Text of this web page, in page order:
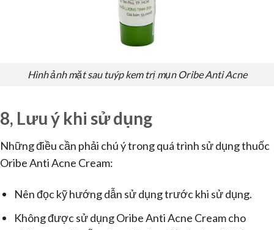
Hình ảnh mặt sau tuýp kem trị mụn Oribe Anti Acne
8, Lưu ý khi sử dụng
Những điều cần phải chú ý trong quá trình sử dụng thuốc
Oribe Anti Acne Cream:
Nên đọc kỹ hướng dẫn sử dụng trước khi sử dụng.
Không được sử dụng Oribe Anti Acne Cream cho